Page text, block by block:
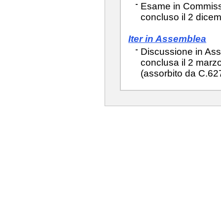
Esame in
concluso il 2
Iter in Assemblea
Discussione in
conclusa il 2
(assorbito da